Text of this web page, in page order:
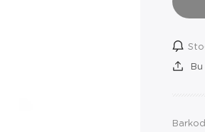
Barkod